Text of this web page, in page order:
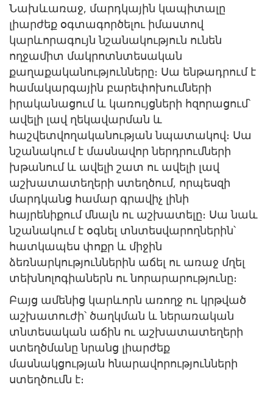
Նախևառաջ, մարդկային կապիտալը
լիարժեք օգտագործելու իմաստով
կարևորագույն նշանակություն ունեն
ողջամիտ մակրոտնտեսական
քաղաքականությունները։ Սա ենթադրում է
համակարգային բարեփոխումների
իրականացում և կառույցների հզորացում՝
ավելի լավ ղեկավարման և
հաշվետվողականության նպատակով։ Սա
նշանակում է մասնավոր ներդրումների
խթանում և ավելի շատ ու ավելի լավ
աշխատատեղերի ստեղծում, որպեսզի
մարդկանց համար գրավիչ լինի
հայրենիքում մնալն ու աշխատելը։ Սա նաև
նշանակում է օգնել տնտեսվարողներին՝
հատկապես փոքր և միջին
ձեռնարկություններին աճել ու առաջ մղել
տեխնոլոգիաներն ու նորարարությունը։
Բայց ամենից կարևորն առողջ ու կրթված
աշխատուժի՝ ծաղկման և ներառական
տնտեսական աճին ու աշխատատեղերի
ստեղծմանը նրանց լիարժեք
մասնակցության հնարավորությունների
ստեղծումն է։